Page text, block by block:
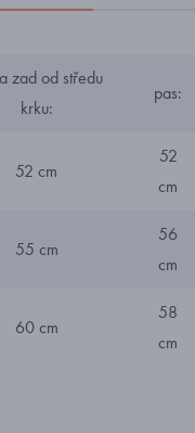
zad od středu
krku:
pas:
52 cm
52
cm
55 cm
56
cm
60 cm
58
cm